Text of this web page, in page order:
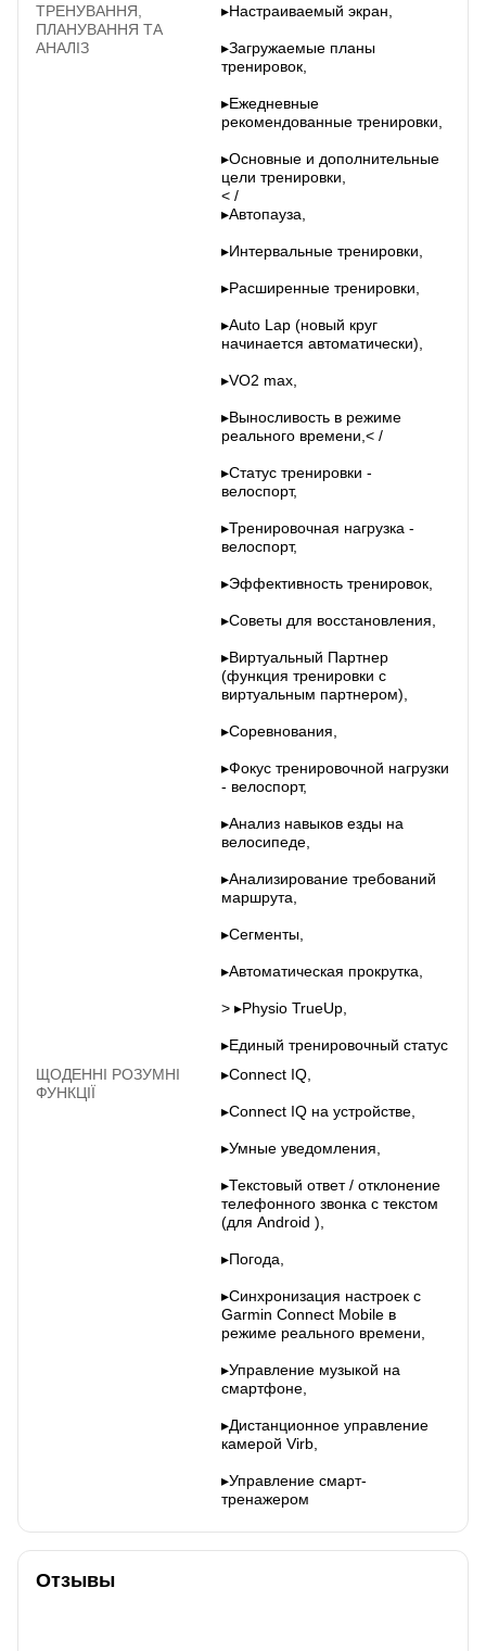
ТРЕНУВАННЯ,
ПЛАНУВАННЯ ТА
АНАЛІЗ
▸Настраиваемый экран,
▸Загружаемые планы
тренировок,
▸Ежедневные
рекомендованные тренировки,
▸Основные и дополнительные
цели тренировки,
< /
▸Автопауза,
▸Интервальные тренировки,
▸Расширенные тренировки,
▸Auto Lap (новый круг
начинается автоматически),
▸VO2 max,
▸Выносливость в режиме
реального времени,< /
▸Статус тренировки -
велоспорт,
▸Тренировочная нагрузка -
велоспорт,
▸Эффективность тренировок,
▸Советы для восстановления,
▸Виртуальный Партнер
(функция тренировки с
виртуальным партнером),
▸Соревнования,
▸Фокус тренировочной нагрузки
- велоспорт,
▸Анализ навыков езды на
велосипеде,
▸Анализирование требований
маршрута,
▸Сегменты,
▸Автоматическая прокрутка,
> ▸Physio TrueUp,
▸Единый тренировочный статус
ЩОДЕННІ РОЗУМНІ
ФУНКЦІЇ
▸Connect IQ,
▸Connect IQ на устройстве,
▸Умные уведомления,
▸Текстовый ответ / отклонение
телефонного звонка с текстом
(для Android ),
▸Погода,
▸Синхронизация настроек с
Garmin Connect Mobile в
режиме реального времени,
▸Управление музыкой на
смартфоне,
▸Дистанционное управление
камерой Virb,
▸Управление смарт-
тренажером
Отзывы